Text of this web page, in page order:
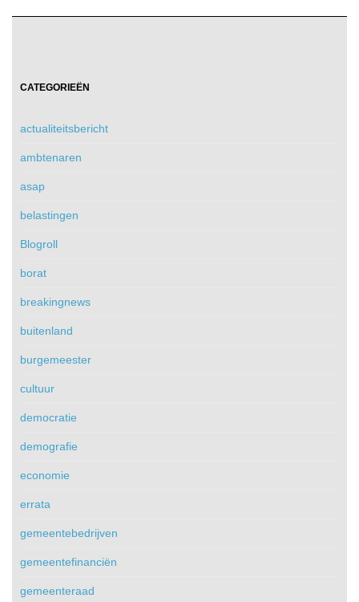
CATEGORIEËN
actualiteitsbericht
ambtenaren
asap
belastingen
Blogroll
borat
breakingnews
buitenland
burgemeester
cultuur
democratie
demografie
economie
errata
gemeentebedrijven
gemeentefinanciën
gemeenteraad